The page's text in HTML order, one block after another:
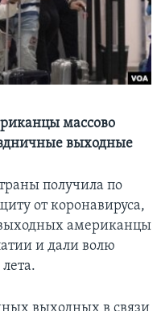
массово
выходные
получила по
от коронавируса,
американцы
и дали волю